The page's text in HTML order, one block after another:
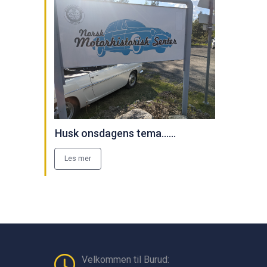
Husk onsdagens tema......
Les mer
Velkommen til Burud: